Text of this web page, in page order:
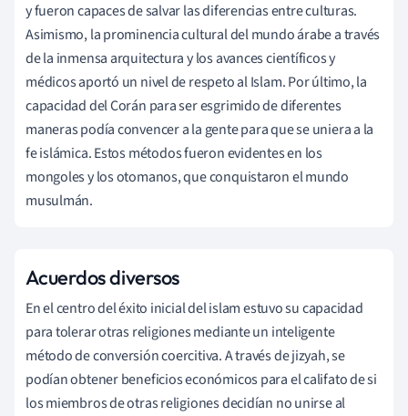
y fueron capaces de salvar las diferencias entre culturas.
Asimismo, la prominencia cultural del mundo árabe a través
de la inmensa arquitectura y los avances científicos y
médicos aportó un nivel de respeto al Islam. Por último, la
capacidad del Corán para ser esgrimido de diferentes
maneras podía convencer a la gente para que se uniera a la
fe islámica.Estos métodos fueron evidentes en los
mongoles y los otomanos, que conquistaron el mundo
musulmán.
Acuerdos diversos
En el centro del éxito inicial del islam estuvo su capacidad
para tolerar otras religiones mediante un inteligente
método de conversión coercitiva. A través dejizyah, se
podían obtener beneficios económicos para el califato desi
los miembros de otras religiones decidían no unirse al